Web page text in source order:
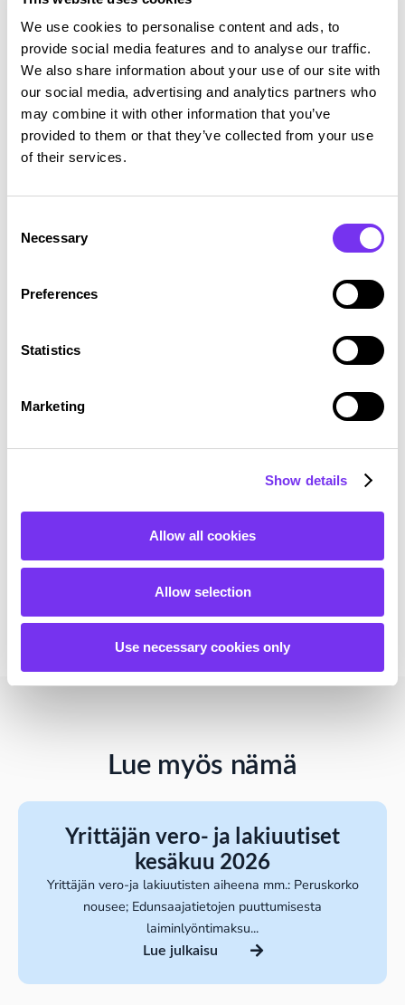
We use cookies to personalise content and ads, to
provide social media features and to analyse our traffic.
We also share information about your use of our site with
our social media, advertising and analytics partners who
may combine it with other information that you’ve
provided to them or that they’ve collected from your use
of their services.
Selection
Necessary
Preferences
Statistics
Marketing
Show details
Allow all cookies
Allow selection
Use necessary cookies only
mahdollista riippumatta siitä, kuuluuko yritys
työnantajaliittoon tai millainen työntekijöiden
edustus yrityksessä on.
Paikallisen sopimisen lisääminen on yksi
hallituksen uudistuksista, joilla kehitetään Suomen
työmarkkinoita joustavampaan suuntaan. Hallitus
Lue lisää ››
Kattava ratkaisu korkealaatuisia talous-
Lue myös nämä
Yrittäjän vero- ja lakiuutiset
kesäkuu 2026
Yrittäjän vero-ja lakiuutisten aiheena mm.: Peruskorko
nousee; Edunsaajatietojen puuttumisesta
laiminlyöntimaksu...
Lue julkaisu